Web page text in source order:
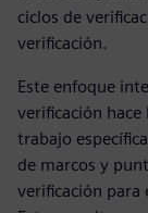
ciclos de
verificación.
Este enfoque
verificación hace
trabajo
de marcos y
verificación para